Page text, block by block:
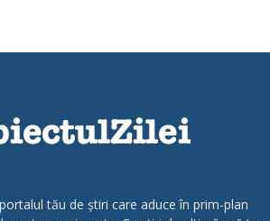
tău de știri care aduce în prim-plan